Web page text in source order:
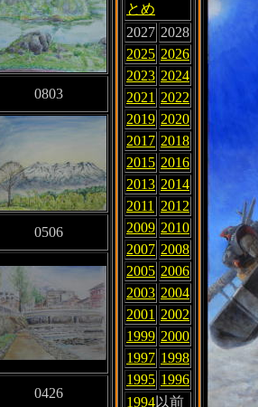
0803
0506
0426
とめ
2027 2028
2025 2026
2023 2024
2021 2022
2019 2020
2017 2018
2015 2016
2013 2014
2011
2012
2009 2010
2007 2008
2005 2006
2003 2004
2001 2002
1999 2000
1997 1998
1995 1996
1994以前